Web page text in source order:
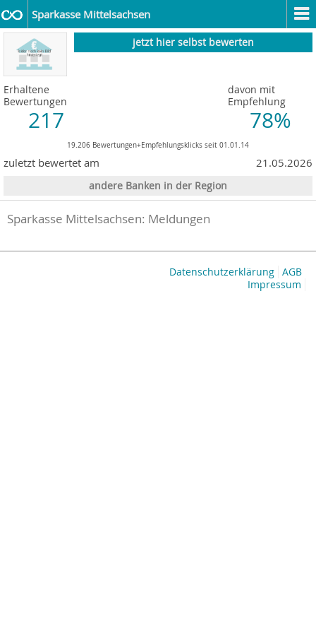
Sparkasse Mittelsachsen
jetzt hier selbst bewerten
Erhaltene
Bewertungen
217
davon mit
Empfehlung
78%
19.206 Bewertungen+Empfehlungsklicks seit 01.01.14
zuletzt bewertet am 21.05.2026
andere Banken in der Region
Sparkasse Mittelsachsen: Meldungen
AGB
Datenschutzerklärung
Impressum